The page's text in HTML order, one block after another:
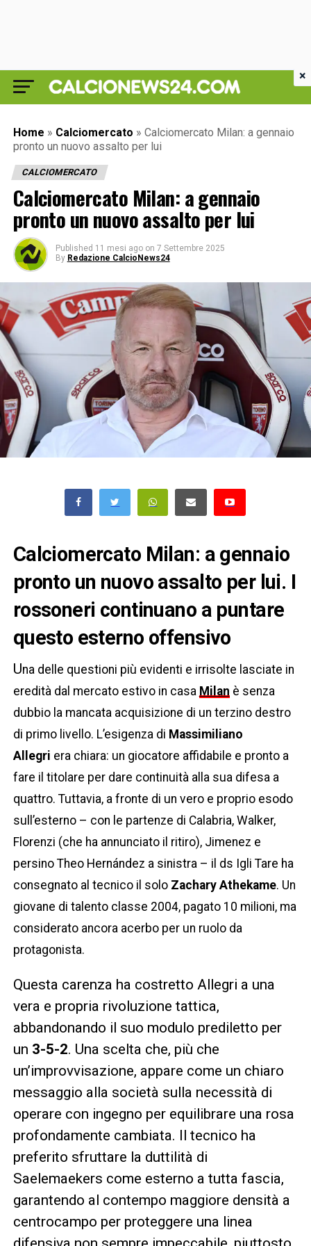
Home » Calciomercato » Calciomercato Milan: a gennaio
pronto un nuovo assalto per lui
CALCIOMERCATO
Calciomercato Milan: a gennaio
pronto un nuovo assalto per lui
Published 11 mesi ago on 7 Settembre 2025
By Redazione CalcioNews24
Calciomercato Milan: a gennaio
pronto un nuovo assalto per lui. I
rossoneri continuano a puntare
questo esterno offensivo
Una delle questioni più evidenti e irrisolte lasciate in
eredità dal mercato estivo in casa Milan è senza
dubbio la mancata acquisizione di un terzino destro
di primo livello. L’esigenza di Massimiliano
Allegri era chiara: un giocatore affidabile e pronto a
fare il titolare per dare continuità alla sua difesa a
quattro. Tuttavia, a fronte di un vero e proprio esodo
sull’esterno – con le partenze di Calabria, Walker,
Florenzi (che ha annunciato il ritiro), Jimenez e
persino Theo Hernández a sinistra – il ds Igli Tare ha
consegnato al tecnico il solo Zachary Athekame. Un
giovane di talento classe 2004, pagato 10 milioni, ma
considerato ancora acerbo per un ruolo da
protagonista.
Questa carenza ha costretto Allegri a una
vera e propria rivoluzione tattica,
abbandonando il suo modulo prediletto per
un 3-5-2. Una scelta che, più che
un’improvvisazione, appare come un chiaro
messaggio alla società sulla necessità di
operare con ingegno per equilibrare una rosa
profondamente cambiata. Il tecnico ha
preferito sfruttare la duttilità di
Saelemaekers come esterno a tutta fascia,
garantendo al contempo maggiore densità a
centrocampo per proteggere una linea
×